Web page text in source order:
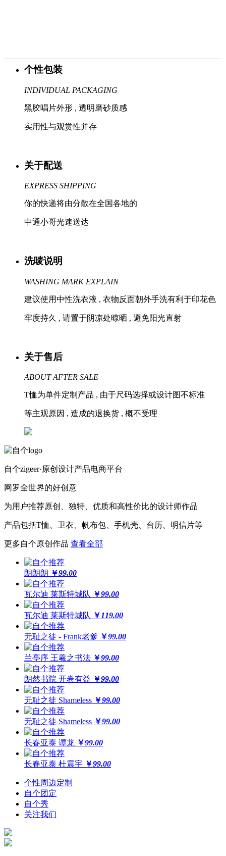
个性包装
INDIVIDUAL PACKAGING
黑胶唱片外形 , 透明磨砂质感
实用性与观赏性并存
关于配送
EXPRESS SHIPPING
你的快递将由分散在全国各地的
中通小哥光速送达
洗唛说明
WASHING MARK EXPLAIN
建议使用中性洗衣液 , 衣物反面朝外手洗有利于印花色
牢度持久 , 请置于阴凉处晾晒 , 避免阳光直射
关于售后
ABOUT AFTER SALE
T恤为单件定制产品 , 由于尺码选择或设计图不标准
等主观原因 , 造成的退换货 , 概不受理
自个zigeer·原创设计产品电商平台
网罗全世界的好创意
为用户推荐原创、独特、优质和高性价比的设计师作品
产品包括T恤、卫衣、帆布包、手机壳、台历、明信片等
更多自个原创作品 查看全部
朗朗朗 ￥99.00
瓦尔迪 莱斯特城队 ￥99.00
瓦尔迪 莱斯特城队 ￥ 119.00
无耻之徒 - Frank老爹 ￥99.00
兰亭序 王羲之书法 ￥99.00
朗然书院 开卷有益 ￥99.00
无耻之徒 Shameless ￥99.00
无耻之徒 Shameless ￥99.00
长春亚泰 谭龙 ￥99.00
长春亚泰 杜震宇 ￥99.00
个性周边定制
自个团定
自个秀
关注我们